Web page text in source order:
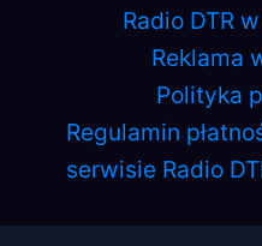
Radio DTR
Reklama
Polityka
Regulamin
serwisie Radio